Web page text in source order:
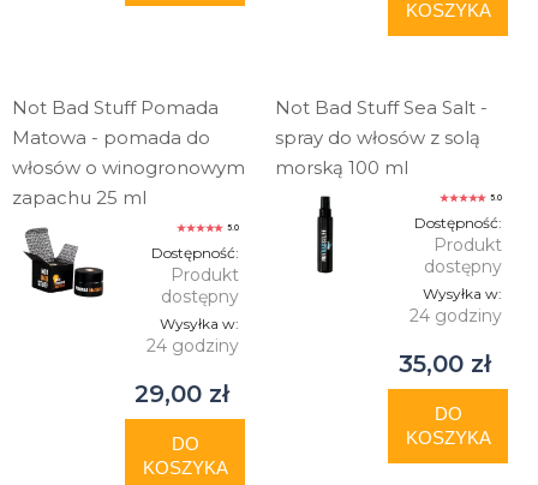
KOSZYKA
Not Bad Stuff Pomada
Matowa - pomada do
włosów o winogronowym
zapachu 25 ml
5.0
Dostępność:
Produkt
dostępny
Wysyłka w:
24 godziny
29,00 zł
DO
KOSZYKA
Not Bad Stuff Sea Salt -
spray do włosów z solą
morską 100 ml
5.0
Dostępność:
Produkt
dostępny
Wysyłka w:
24 godziny
35,00 zł
DO
KOSZYKA